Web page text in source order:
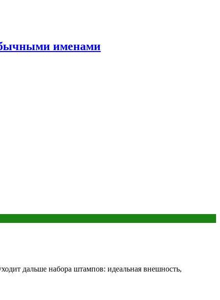
именами
дальше набора штампов: идеальная внешность,